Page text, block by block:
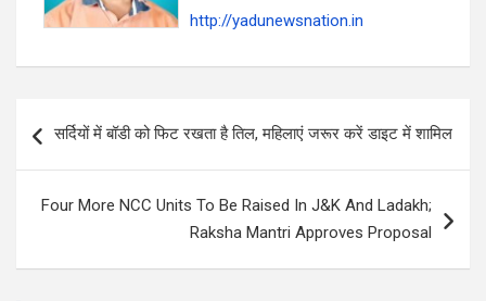
http://yadunewsnation.in
navigation
सर्दियों में बॉडी को फिट रखता है तिल, महिलाएं जरूर करें डाइट में शामिल
Four More NCC Units To Be Raised In J&K And Ladakh;
Raksha Mantri Approves Proposal